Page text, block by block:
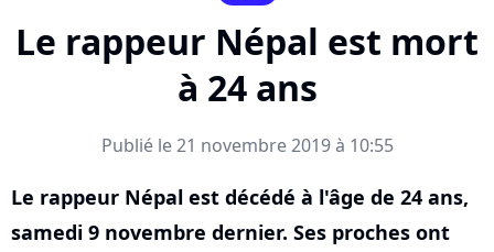
Le rappeur Népal est mort
à 24 ans
Publié le 21 novembre 2019 à 10:55
Le rappeur Népal est décédé à l'âge de 24 ans,
samedi 9 novembre dernier. Ses proches ont